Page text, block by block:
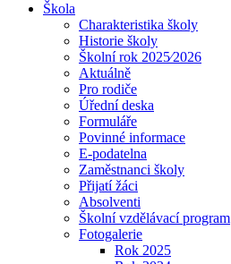
Škola
Charakteristika školy
Historie školy
Školní rok 2025⁄2026
Aktuálně
Pro rodiče
Úřední deska
Formuláře
Povinné informace
E-podatelna
Zaměstnanci školy
Přijatí žáci
Absolventi
Školní vzdělávací program
Fotogalerie
Rok 2025